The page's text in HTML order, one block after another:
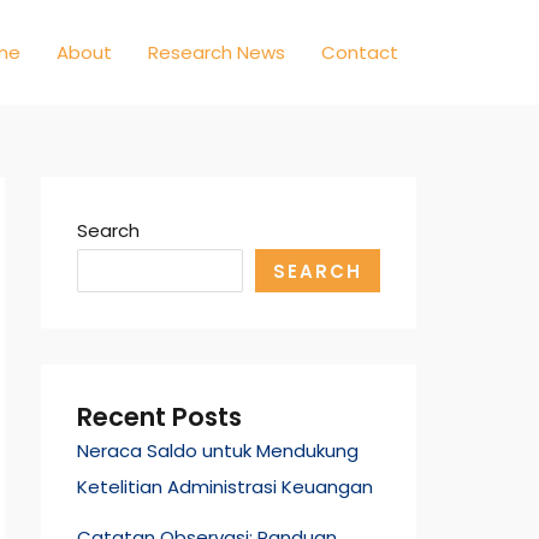
About Research News Contact
Search
SEARCH
Recent Posts
Neraca Saldo untuk Mendukung
Ketelitian Administrasi Keuangan